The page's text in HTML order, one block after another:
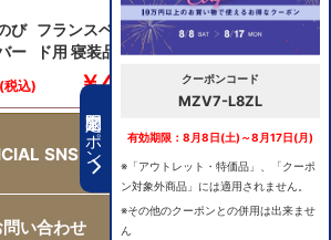
期間限定クーポン
クーポンコード
MZV7-L8ZL
有効期限：8月8日(土)～8月17日(月)
※「アウトレット・特価品」、「クーポ
ン対象外商品」には適用されません。
※その他のクーポンとの併用は出来ませ
ん
び
ー
フランスベッド 電動ベッ
ド用 寝装品 スターター…
￥44,000
フランスベッ
ランフロート
SNS
い合わせ